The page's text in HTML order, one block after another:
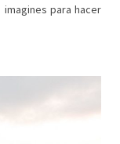
imagines para hacer